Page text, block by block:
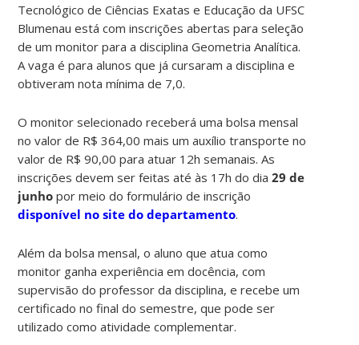
Tecnológico de Ciências Exatas e Educação da UFSC
Blumenau está com inscrições abertas para seleção
de um monitor para a disciplina Geometria Analítica.
A vaga é para alunos que já cursaram a disciplina e
obtiveram nota mínima de 7,0.
O monitor selecionado receberá uma bolsa mensal
no valor de R$ 364,00 mais um auxílio transporte no
valor de R$ 90,00 para atuar 12h semanais. As
inscrições devem ser feitas até às 17h do dia29 de
junho por meio do formulário de inscrição
disponível no site do departamento.
Além da bolsa mensal, o aluno que atua como
monitor ganha experiência em docência, com
supervisão do professor da disciplina, e recebe um
certificado no final do semestre, que pode ser
utilizado como atividade complementar.